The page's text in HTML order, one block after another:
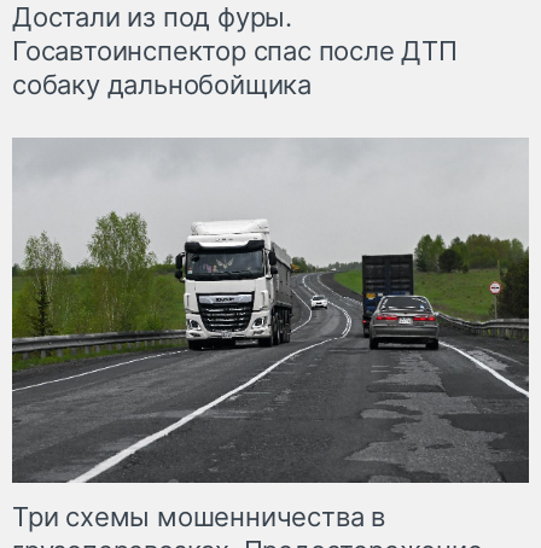
Достали из под фуры.
Госавтоинспектор спас после ДТП
собаку дальнобойщика
Три схемы мошенничества в